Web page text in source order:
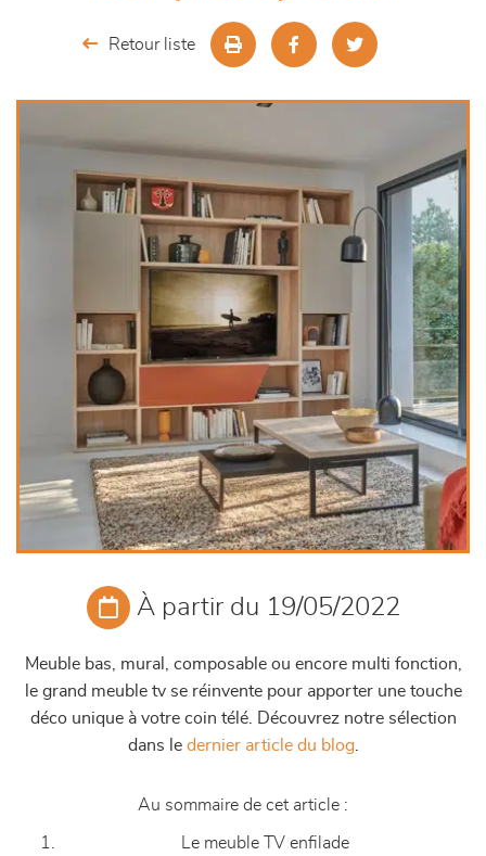
chambres et dressing
décoration
Retour liste
À partir du 19/05/2022
Meuble bas, mural, composable ou encore multi fonction,
le grand meuble tv se réinvente pour apporter une touche
déco unique à votre coin télé. Découvrez notre sélection
dans le dernier article du blog.
Au sommaire de cet article :
Le meuble TV enfilade